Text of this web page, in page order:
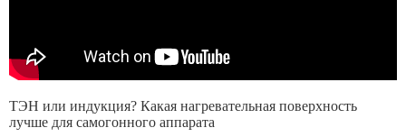
ТЭН или индукция? Какая нагревательная поверхность
лучше для самогонного аппарата